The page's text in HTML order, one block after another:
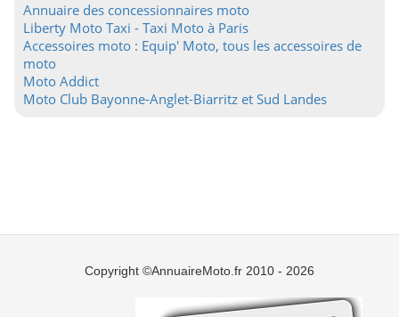
Annuaire des concessionnaires moto
Liberty Moto Taxi - Taxi Moto à Paris
Accessoires moto : Equip' Moto, tous les accessoires de
moto
Moto Addict
Moto Club Bayonne-Anglet-Biarritz et Sud Landes
Copyright ©AnnuaireMoto.fr 2010 - 2026